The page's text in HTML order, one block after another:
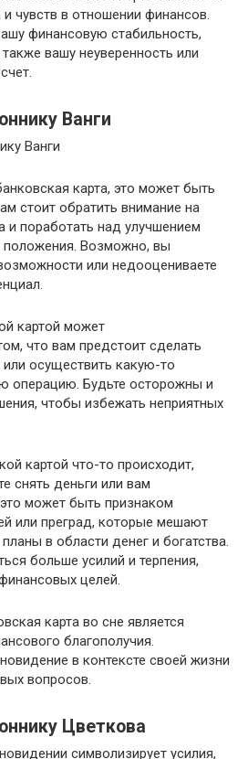
чувств в отношении финансов.
финансовую стабильность,
вашу неуверенность или
Ванги
карта, это может быть
стоит обратить внимание на
поработать над улучшением
положения. Возможно, вы
или недооцениваете
картой может
что вам предстоит сделать
или осуществить какую-то
операцию. Будьте осторожны и
чтобы избежать неприятных
картой что-то происходит,
снять деньги или вам
может быть признаком
или преград, которые мешают
в области денег и богатства.
больше усилий и терпения,
целей.
карта во сне является
благополучия.
в контексте своей жизни
вопросов.
Цветкова
символизирует усилия,